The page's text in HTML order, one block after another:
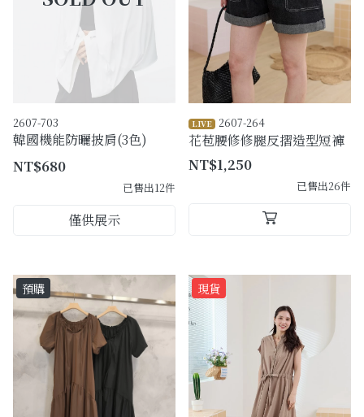
Facebook粉絲專頁
Facebook社團
Instagram
2607-703
韓國機能防曬披肩(3色)
NT$680
已售出12件
僅供展示
LIVE 2607-264
花苞腰修修腿反摺造型短褲
NT$1,250
已售出26件
預購 現貨